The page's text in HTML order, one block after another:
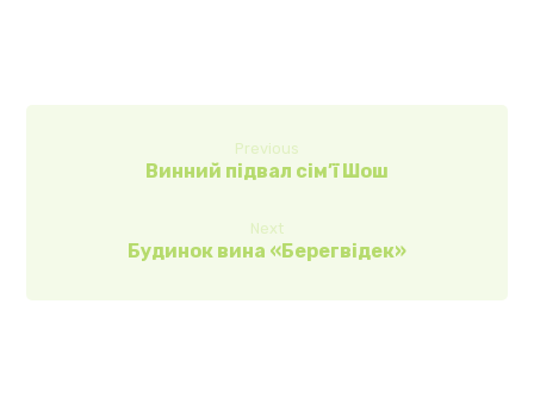
Previous
Винний підвал сім’ї Шош
Next
Будинок вина «Берегвідек»